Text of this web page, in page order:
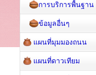
การบริการพื้นฐาน
ข้อมูลอื่นๆ
แผนที่มุมมองถนน
แผนที่ดาวเทียม